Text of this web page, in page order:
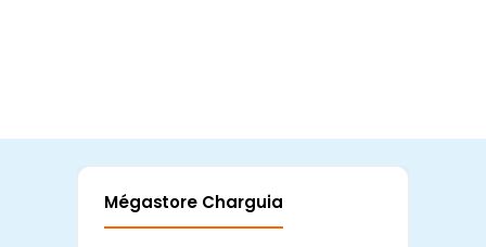
Mégastore Charguia